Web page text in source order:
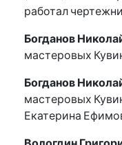
работал
Богданов
мастеровых
Богданов
мастеровых
Екатерина